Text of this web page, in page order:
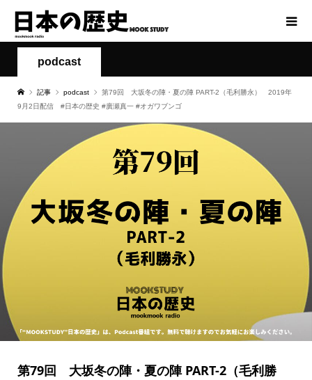
podcast
記事 podcast
第79回 大坂冬の陣・夏の陣 PART-2（毛利勝永） 2019年
9月2日配信 #日本の歴史 #廣瀬真一 #オガワブンゴ
第79回 大坂冬の陣・夏の陣 PART-2（毛利勝